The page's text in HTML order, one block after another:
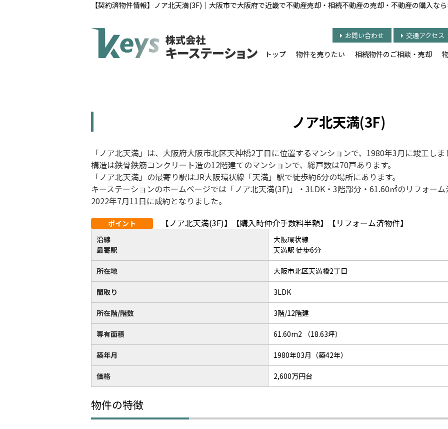
【契約済物件情報】ノア北天満(3F)｜大阪市で大阪府で近畿で不動産売却・相続不動産の売却・不動産の購入な
お問い合わせ 交通アクセス
トップ 物件を売りたい 相続物件のご相談・売却
ノア北天満(3F)
「ノア北天満」は、大阪府大阪市北区天神橋2丁目に位置するマンションで、1980年3月に竣工しま
構造は鉄骨鉄筋コンクリート造の12階建てのマンションで、総戸数は70戸あります。
「ノア北天満」 の最寄り駅はJR大阪環状線「天満」駅で徒歩約6分の場所にあります。
キーステーションのホームページでは「ノア北天満(3F)」・3LDK・ 3階部分・61.60㎡のリフォーム
2022年7月11日に成約となりました。
ポイント 【ノア北天満(3F)】【購入時仲介手数料半額】【リフォーム済物件】
沿線
最寄駅
大阪環状線
天満駅 徒歩6分
所在地 大阪市北区天満橋2丁目
間取り 3LDK
所在階/階数 3階/12階建
専有面積 61.60m2 （18.63坪）
築年月 1980年03月（築42年）
価格 2,600万円台
物件の特徴